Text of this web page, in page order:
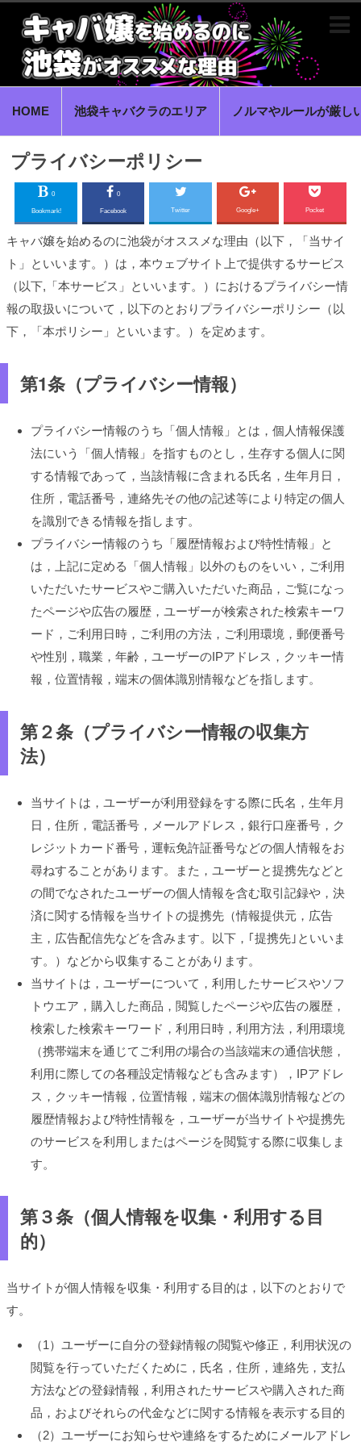
HOME 池袋キャバクラのエリア ノルマやルールが厳し
プライバシーポリシー
0
Bookmark!
0
Facebook Twitter Google+ Pocket
キャバ嬢を始めるのに池袋がオススメな理由（以下，「当サイ
ト」といいます。）は，本ウェブサイト上で提供するサービス
（以下,「本サービス」といいます。）におけるプライバシー情
報の取扱いについて，以下のとおりプライバシーポリシー（以
下，「本ポリシー」といいます。）を定めます。
第1条（プライバシー情報）
プライバシー情報のうち「個人情報」とは，個人情報保護
法にいう「個人情報」を指すものとし，生存する個人に関
する情報であって，当該情報に含まれる氏名，生年月日，
住所，電話番号，連絡先その他の記述等により特定の個人
を識別できる情報を指します。
プライバシー情報のうち「履歴情報および特性情報」と
は，上記に定める「個人情報」以外のものをいい，ご利用
いただいたサービスやご購入いただいた商品，ご覧になっ
たページや広告の履歴，ユーザーが検索された検索キーワ
ード，ご利用日時，ご利用の方法，ご利用環境，郵便番号
や性別，職業，年齢，ユーザーのIPアドレス，クッキー情
報，位置情報，端末の個体識別情報などを指します。
第２条（プライバシー情報の収集方
法）
当サイトは，ユーザーが利用登録をする際に氏名，生年月
日，住所，電話番号，メールアドレス，銀行口座番号，ク
レジットカード番号，運転免許証番号などの個人情報をお
尋ねすることがあります。また，ユーザーと提携先などと
の間でなされたユーザーの個人情報を含む取引記録や，決
済に関する情報を当サイトの提携先（情報提供元，広告
主，広告配信先などを含みます。以下，｢提携先｣といいま
す。）などから収集することがあります。
当サイトは，ユーザーについて，利用したサービスやソフ
トウエア，購入した商品，閲覧したページや広告の履歴，
検索した検索キーワード，利用日時，利用方法，利用環境
（携帯端末を通じてご利用の場合の当該端末の通信状態，
利用に際しての各種設定情報なども含みます），IPアドレ
ス，クッキー情報，位置情報，端末の個体識別情報などの
履歴情報および特性情報を，ユーザーが当サイトや提携先
のサービスを利用しまたはページを閲覧する際に収集しま
す。
第３条（個人情報を収集・利用する目
的）
当サイトが個人情報を収集・利用する目的は，以下のとおりで
す。
（1）ユーザーに自分の登録情報の閲覧や修正，利用状況の
閲覧を行っていただくために，氏名，住所，連絡先，支払
方法などの登録情報，利用されたサービスや購入された商
品，およびそれらの代金などに関する情報を表示する目的
（2）ユーザーにお知らせや連絡をするためにメールアドレ